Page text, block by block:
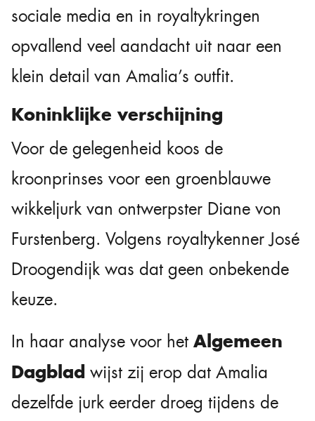
sociale media en in royaltykringen
opvallend veel aandacht uit naar een
klein detail van Amalia’s outfit.
Koninklijke verschijning
Voor de gelegenheid koos de
kroonprinses voor een groenblauwe
wikkeljurk van ontwerpster Diane von
Furstenberg. Volgens royaltykenner José
Droogendijk was dat geen onbekende
keuze.
In haar analyse voor het Algemeen
Dagblad wijst zij erop dat Amalia
dezelfde jurk eerder droeg tijdens de